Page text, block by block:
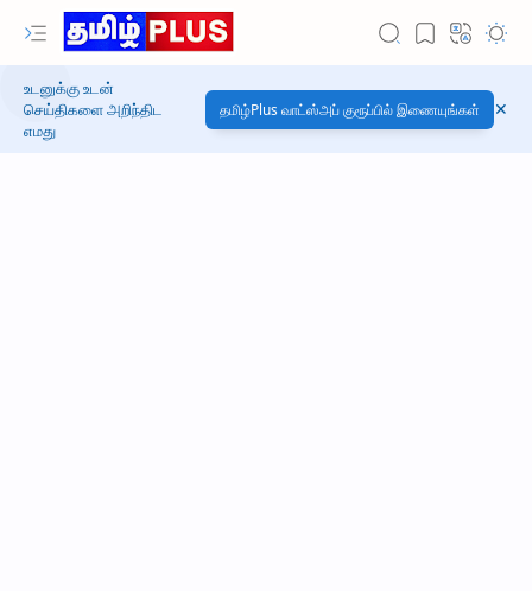
உடனுக்கு உடன்
செய்திகளை அறிந்திட
எமது
தமிழ்Plus வாட்ஸ்அப் குரூப்பில் இணையுங்கள்